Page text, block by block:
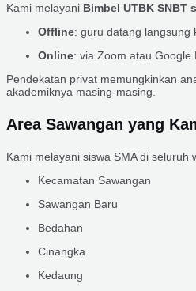
Kami melayani Bimbel UTBK SNBT
Offline: guru datang langsung
Online: via Zoom atau Google
Pendekatan privat memungkinkan
akademiknya masing-masing.
Area Sawangan yang
Kami melayani siswa SMA di
Kecamatan Sawangan
Sawangan Baru
Bedahan
Cinangka
Kedaung